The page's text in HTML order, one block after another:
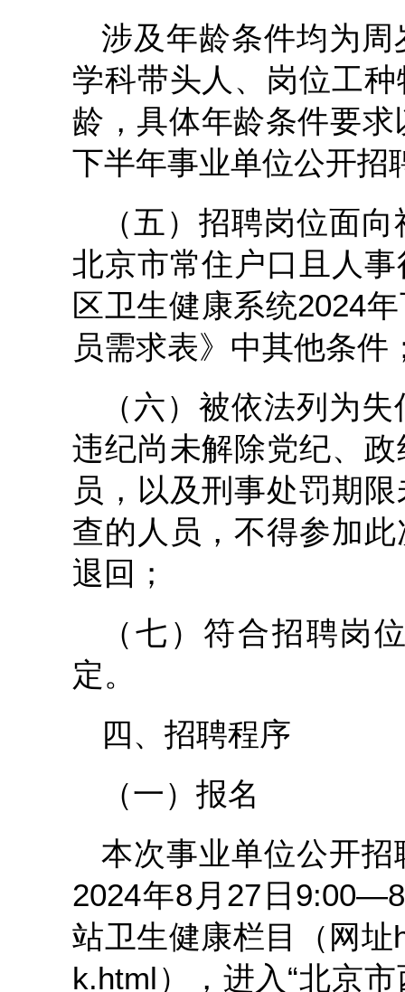
涉及年龄条件均为
学科带头人、岗位工
龄，具体年龄条件要
下半年事业单位公开招
（五）招聘岗位面
北京市常住户口且人
区卫生健康系统2024
员需求表》中其他条件
（六）被依法列为
违纪尚未解除党纪、
员，以及刑事处罚期
查的人员，不得参加
退回；
（七）符合招聘岗
定。
四、招聘程序
（一）报名
本次事业单位公开
2024年8月27日
站卫生健康栏目（网址
k.html），进入“北京